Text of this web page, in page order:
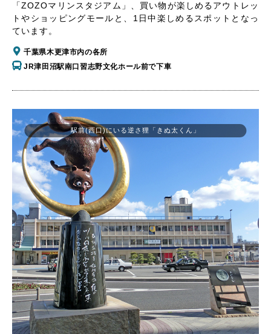
「ZOZOマリンスタジアム」、買い物が楽しめるアウトレッ
トやショッピングモールと、1日中楽しめるスポットとなっ
ています。
千葉県木更津市内の各所
JR津田沼駅南口習志野文化ホール前で下車
駅前(西口)にいる逆さ狸「きぬ太くん」